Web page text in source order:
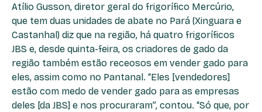
Atílio Gusson, diretor geral do frigorífico Mercúrio,
que tem duas unidades de abate no Pará (Xinguara e
Castanhal) diz que na região, há quatro frigoríficos
JBS e, desde quinta-feira, os criadores de gado da
região também estão receosos em vender gado para
eles, assim como no Pantanal. “Eles [vendedores]
estão com medo de vender gado para as empresas
deles [da JBS] e nos procuraram”, contou. “Só que, por